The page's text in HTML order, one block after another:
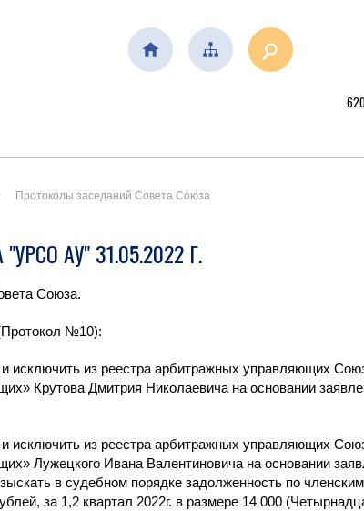
Протоколы заседаний Совета Союза
АУ" 31.05.2022 Г.
Союза.
№10):
исключить из реестра арбитражных управляющих
Крутова Дмитрия Николаевича на основании
исключить из реестра арбитражных управляющих
Лужецкого Ивана Валентиновича на основании
в судебном порядке задолженность по членским
за 1,2 квартал 2022г. в размере 14 000